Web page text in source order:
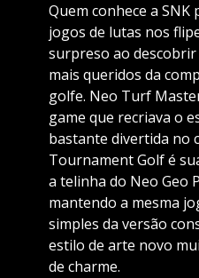
Quem conhece a
jogos de lutas nos
surpreso ao
mais queridos da
golfe. Neo Turf
game que recriava o
bastante divertida no
Tournament Golf é
a telinha do Neo Geo
mantendo a mesma
simples da versão
estilo de arte novo
de charme.